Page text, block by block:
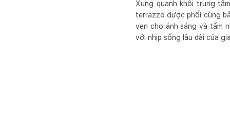
Xung quanh khối trung
terrazzo được phối cùng
vẹn cho ánh sáng và tầm
với nhịp sống lâu dài của